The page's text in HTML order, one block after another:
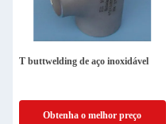
T buttwelding de aço inoxidável
Obtenha o melhor preço